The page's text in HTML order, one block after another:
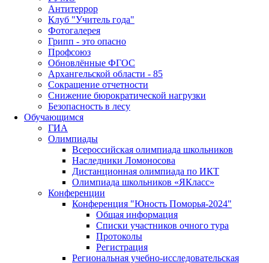
Антитеррор
Клуб "Учитель года"
Фотогалерея
Грипп - это опасно
Профсоюз
Обновлённые ФГОС
Архангельской области - 85
Сокращение отчетности
Снижение бюрократической нагрузки
Безопасность в лесу
Обучающимся
ГИА
Олимпиады
Всероссийская олимпиада школьников
Наследники Ломоносова
Дистанционная олимпиада по ИКТ
Олимпиада школьников «ЯКласс»
Конференции
Конференция "Юность Поморья-2024"
Общая информация
Списки участников очного тура
Протоколы
Регистрация
Региональная учебно-исследовательская